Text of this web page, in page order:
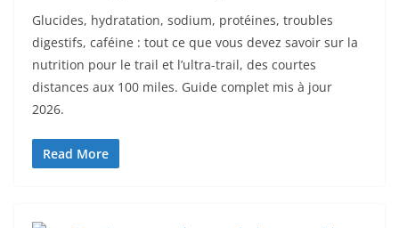
Glucides, hydratation, sodium, protéines, troubles
digestifs, caféine : tout ce que vous devez savoir sur la
nutrition pour le trail et l’ultra-trail, des courtes
distances aux 100 miles. Guide complet mis à jour
2026.
Read More